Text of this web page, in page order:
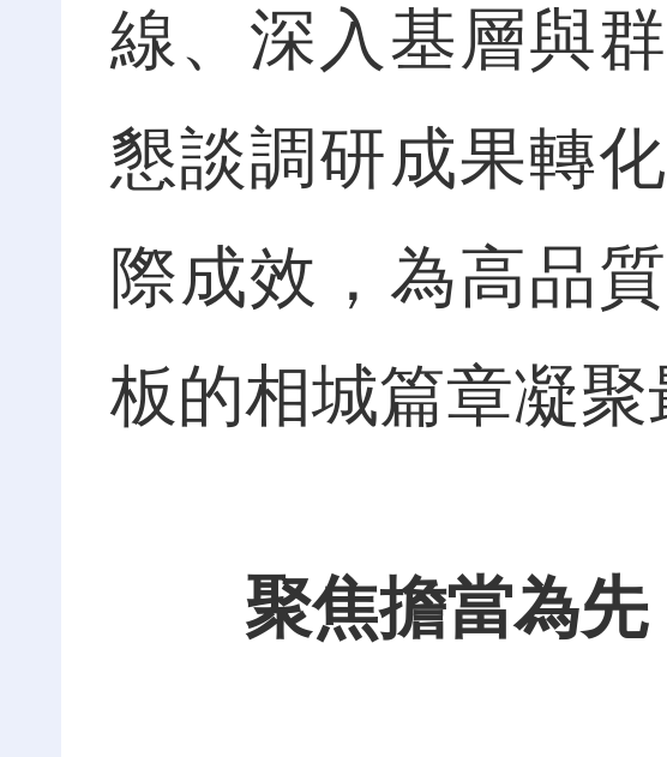
線、深入基層與
懇談調研成果轉
際成效，為高品
板的相城篇章凝聚
聚焦擔當為